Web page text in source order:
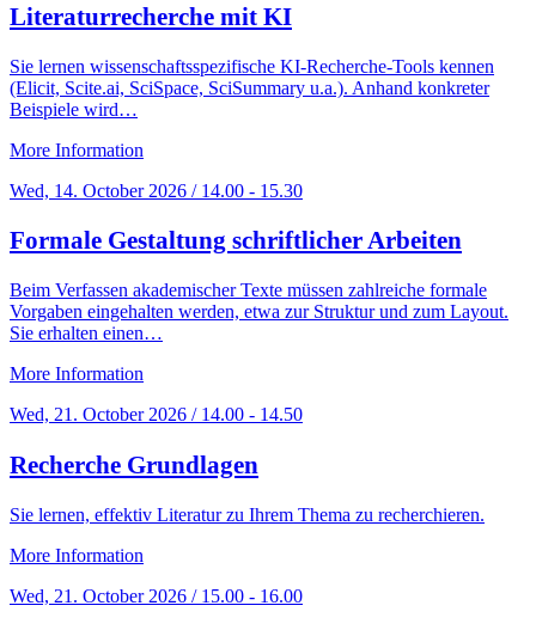
Literaturrecherche mit KI
Sie lernen wissenschaftsspezifische KI-Recherche-Tools kennen
(Elicit, Scite.ai, SciSpace, SciSummary u.a.). Anhand konkreter
Beispiele wird…
More Information
Wed, 14. October 2026 / 14.00 - 15.30
Formale Gestaltung schriftlicher Arbeiten
Beim Verfassen akademischer Texte müssen zahlreiche formale
Vorgaben eingehalten werden, etwa zur Struktur und zum Layout.
Sie erhalten einen…
More Information
Wed, 21. October 2026 / 14.00 - 14.50
Recherche Grundlagen
Sie lernen, effektiv Literatur zu Ihrem Thema zu recherchieren.
More Information
Wed, 21. October 2026 / 15.00 - 16.00